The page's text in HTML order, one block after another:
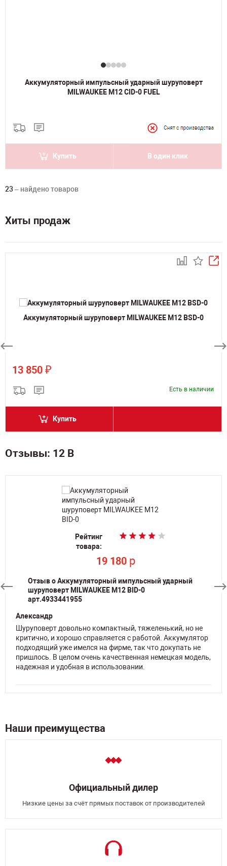
Аккумуляторный импульсный ударный шуруповерт
MILWAUKEE M12 CID-0 FUEL
Купить В один клик
23 – найдено товаров
Хиты продаж
Аккумуляторный шуруповерт MILWAUKEE M12 BSD-0
13 850 ₽
Есть в наличии
Купить
Отзывы: 12 В
Рейтинг
товара:
19 180 p
Отзыв о Аккумуляторный импульсный ударный
шуруповерт MILWAUKEE M12 BID-0
арт.4933441955
Александр
Шуруповерт довольно компактный, тяжеленький, но не
критично, и хорошо справляется с работой. Аккумулятор
подходящий уже имелся на фирме, так что докупать не
пришлось. В целом очень качественная немецкая модель,
надежная и удобная в использовании.
Рейтинг
товара:
19 180 p
товара:
По запросу
товара:
По запросу
товара:
По запросу
Наши преимущества
Официальный дилер
Низкие цены за счёт прямых поставок от производителей